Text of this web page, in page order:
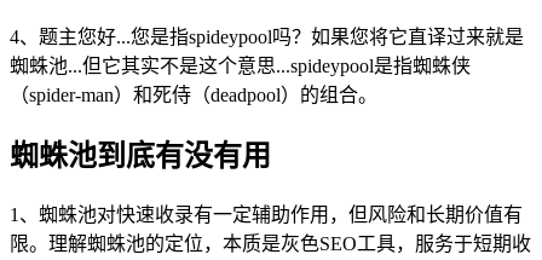
4、题主您好...您是指spideypool吗？如果您将它直译过来就是
蜘蛛池...但它其实不是这个意思...spideypool是指蜘蛛侠
（spider-man）和死侍（deadpool）的组合。
蜘蛛池到底有没有用
1、蜘蛛池对快速收录有一定辅助作用，但风险和长期价值有
限。理解蜘蛛池的定位，本质是灰色SEO工具，服务于短期收